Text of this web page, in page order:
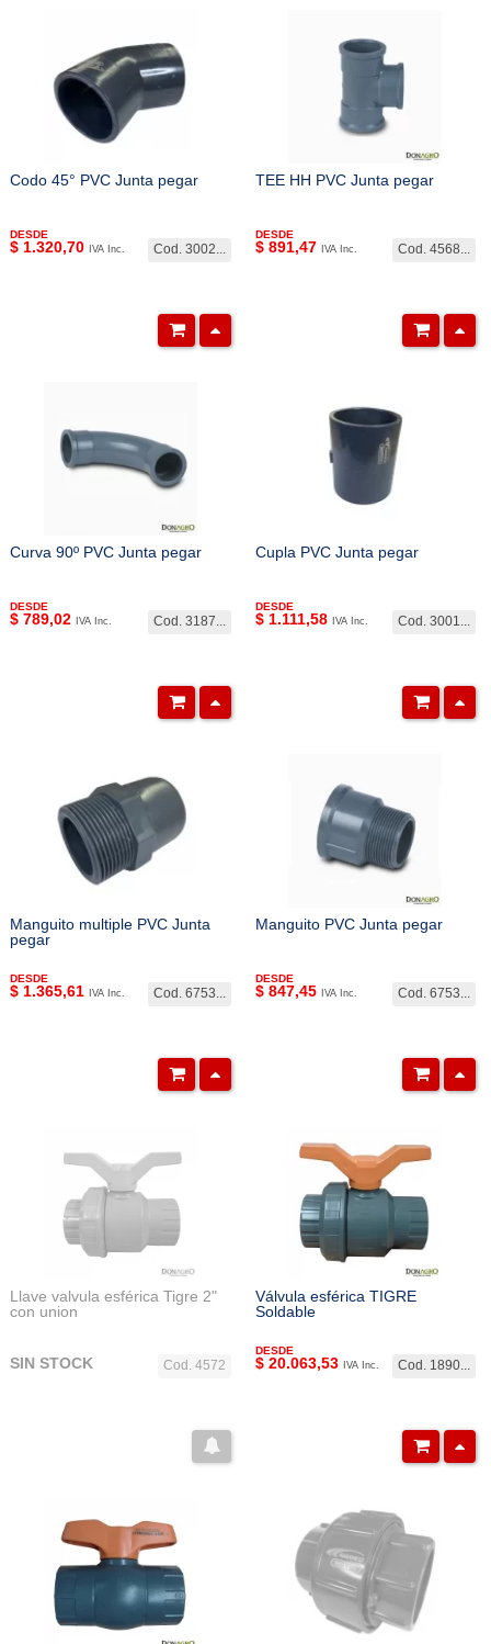
Codo 45° PVC Junta pegar
Cod. 3002...
DESDE
$ 1.320,70 IVA Inc.
TEE HH PVC Junta pegar
Cod. 4568...
DESDE
$ 891,47 IVA Inc.
Curva 90º PVC Junta pegar
Cod. 3187...
DESDE
$ 789,02 IVA Inc.
Cupla PVC Junta pegar
Cod. 3001...
DESDE
$ 1.111,58 IVA Inc.
Manguito multiple PVC Junta
pegar
Cod. 6753...
DESDE
$ 1.365,61 IVA Inc.
Manguito PVC Junta pegar
Cod. 6753...
DESDE
$ 847,45 IVA Inc.
Llave valvula esférica Tigre 2"
con union
Cod. 4572
SIN STOCK
Válvula esférica TIGRE
Soldable
Cod. 1890...
DESDE
$ 20.063,53 IVA Inc.